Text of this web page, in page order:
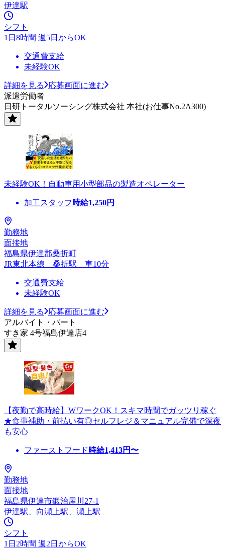
伊達駅
シフト
1日8時間 週5日からOK
交通費支給
未経験OK
詳細を見る
応募画面に進む
派遣労働者
日研トータルソーシング株式会社 本社(お仕事No.2A300)
未経験OK！自動車用小型部品の製造オペレーター
加工スタッフ 時給1,250円
勤務地
面接地
福島県伊達郡桑折町
JR東北本線 桑折駅 車10分
交通費支給
未経験OK
詳細を見る
応募画面に進む
アルバイト・パート
すき家 4号福島伊達店4
【夜勤で高時給】WワークOK！スキマ時間でガッツリ稼ぐ
★食事補助・前払い有◎セルフレジ＆マニュアル完備で深夜
も安心
ファーストフード 時給1,413円〜
勤務地
面接地
福島県伊達市鍛治屋川27-1
伊達駅、向瀬上駅、瀬上駅
シフト
1日2時間 週2日からOK